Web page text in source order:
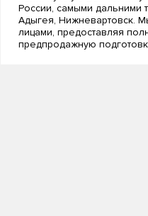
России, самыми дальними
Адыгея, Нижневартовск.
лицами, предоставляя
предпродажную